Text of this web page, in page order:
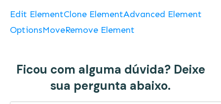
Edit ElementClone ElementAdvanced Element
OptionsMoveRemove Element
Ficou com alguma dúvida? Deixe
sua pergunta abaixo.